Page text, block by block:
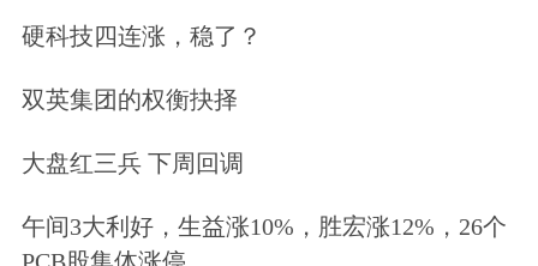
出，驷马难追，出诸多个政策，不如做
实一个案例，让欺诈发行入刑成为判
例。
再比如，所谓金融衍生品的整治，不管
硬科技四连涨，稳了？
双英集团的权衡抉择
大盘红三兵 下周回调
午间3大利好，生益涨10%，胜宏涨12%，26个